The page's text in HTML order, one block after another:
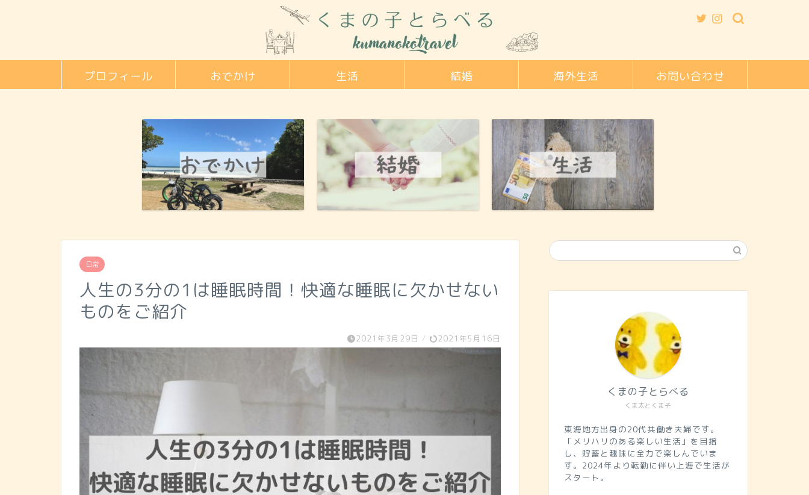
プロフィール おでかけ 生活 結婚 海外生活 お問い合わせ
日常
人生の3分の1は睡眠時間！快適な睡眠に欠かせない
ものをご紹介
2021年3月29日 / 2021年5月16日
くま太とくま子
くまの子とらべる
東海地方出身の20代共働き夫婦です。
「メリハリのある楽しい生活」を目指
し、貯蓄と趣味に全力で楽しんでいま
す。2024年より転勤に伴い上海で生活が
スタート。